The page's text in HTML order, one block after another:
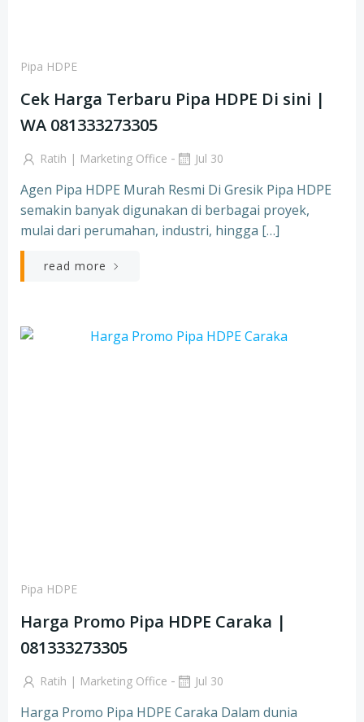
Pipa HDPE
Cek Harga Terbaru Pipa HDPE Di sini |
WA 081333273305
Ratih | Marketing Office - Jul 30
Agen Pipa HDPE Murah Resmi Di Gresik Pipa HDPE
semakin banyak digunakan di berbagai proyek,
mulai dari perumahan, industri, hingga […]
read more
Pipa HDPE
Harga Promo Pipa HDPE Caraka |
081333273305
Ratih | Marketing Office - Jul 30
Harga Promo Pipa HDPE Caraka Dalam dunia